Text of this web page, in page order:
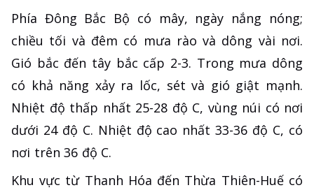
Phía Đông Bắc Bộ có mây, ngày nắng nóng;
chiều tối và đêm có mưa rào và dông vài nơi.
Gió bắc đến tây bắc cấp 2-3. Trong mưa dông
có khả năng xảy ra lốc, sét và gió giật mạnh.
Nhiệt độ thấp nhất 25-28 độ C, vùng núi có nơi
dưới 24 độ C. Nhiệt độ cao nhất 33-36 độ C, có
nơi trên 36 độ C.
Khu vực từ Thanh Hóa đến Thừa Thiên-Huế có